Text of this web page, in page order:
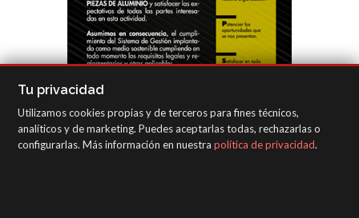
Tu privacidad
Utilizamos cookies propias y de terceros para fines técnicos,
analíticos y de marketing. Puedes aceptarlas todas, rechazarlas o
configurarlas. Más información en nuestra política de privacidad.